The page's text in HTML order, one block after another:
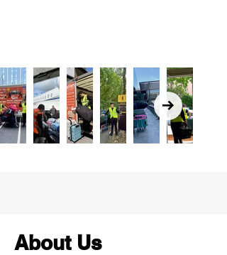
About Us